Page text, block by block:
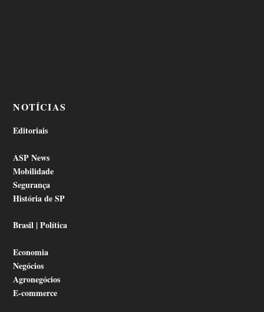
NOTÍCIAS
Editoriais
ASP News
Mobilidade
Segurança
História de SP
Brasil | Política
Economia
Negócios
Agronegócios
E-commerce